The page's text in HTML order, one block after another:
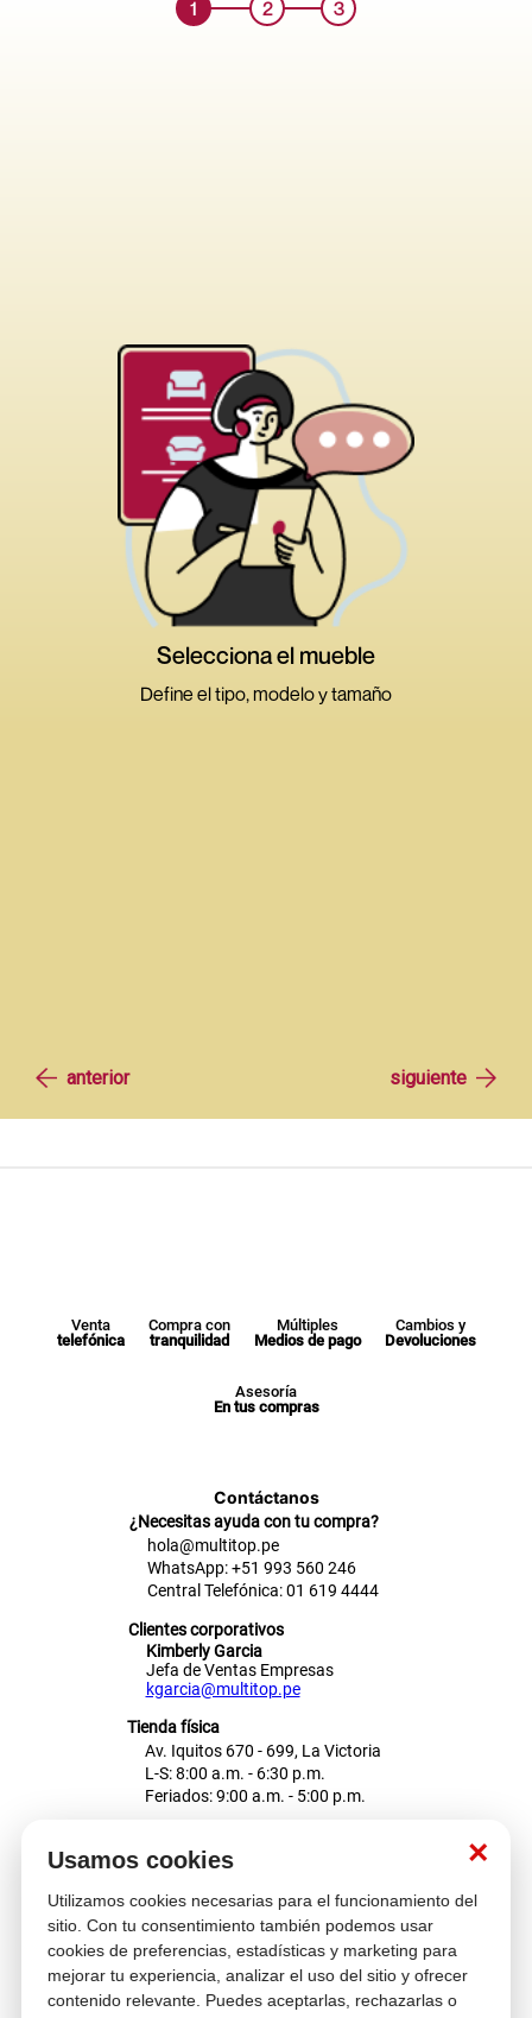
×
Usamos cookies
Utilizamos cookies necesarias para el funcionamiento del
sitio. Con tu consentimiento también podemos usar
cookies de preferencias, estadísticas y marketing para
mejorar tu experiencia, analizar el uso del sitio y ofrecer
contenido relevante. Puedes aceptarlas, rechazarlas o
Venta
telefónica
Compra con
tranquilidad
Múltiples
Medios de pago
Cambios y
Devoluciones
Asesoría
En tus compras
Contáctanos
¿Necesitas ayuda con tu compra?
hola@multitop.pe
WhatsApp: +51 993 560 246
Central Telefónica: 01 619 4444
Clientes corporativos
Kimberly Garcia
Jefa de Ventas Empresas
kgarcia@multitop.pe
Tienda física
Av. Iquitos 670 - 699, La Victoria
L-S: 8:00 a.m. - 6:30 p.m.
Feriados: 9:00 a.m. - 5:00 p.m.
Atención al cliente
Descubre más